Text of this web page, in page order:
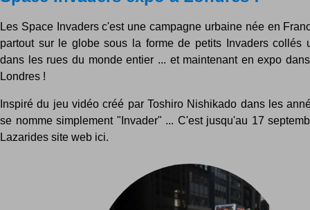
Les Space Invaders c'est une campagne urbaine née en
partout sur le globe sous la forme de petits Invaders collés
dans les rues du monde entier ... et maintenant en expo
Londres !
Inspiré du jeu vidéo créé par Toshiro Nishikado dans les
se nomme simplement "Invader" ... C'est jusqu'au 17
Lazarides site web ici.